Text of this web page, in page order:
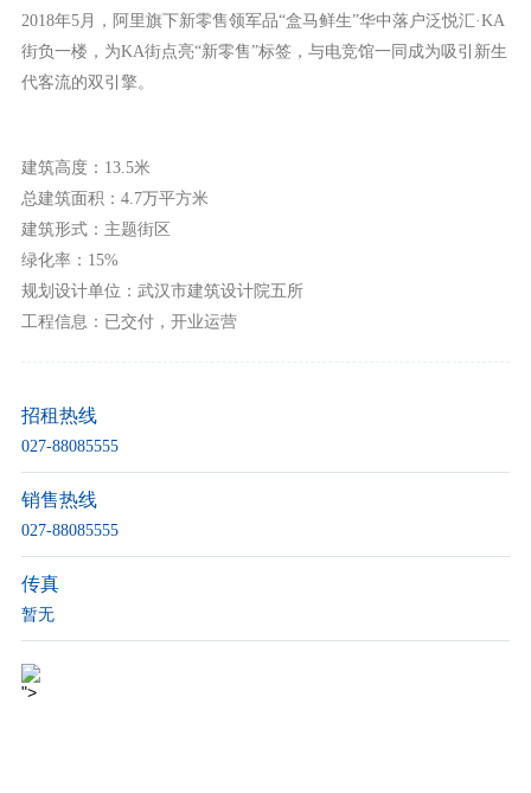
2018年5月，阿里旗下新零售领军品“盒马鲜生”华中落户泛悦汇·KA
街负一楼，为KA街点亮“新零售”标签，与电竞馆一同成为吸引新生
代客流的双引擎。
建筑高度：13.5米
总建筑面积：4.7万平方米
建筑形式：主题街区
绿化率：15%
规划设计单位：武汉市建筑设计院五所
工程信息：已交付，开业运营
招租热线
027-88085555
销售热线
027-88085555
传真
暂无
">